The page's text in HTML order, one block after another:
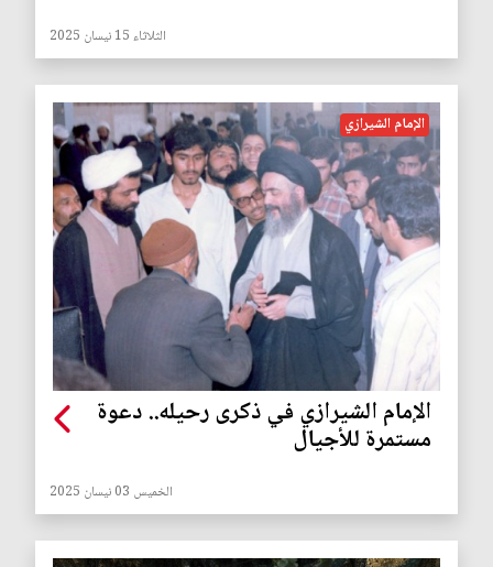
الثلاثاء 15 نيسان 2025
الإمام الشيرازي
الإمام الشيرازي في ذكرى رحيله.. دعوة
مستمرة للأجيال
الخميس 03 نيسان 2025